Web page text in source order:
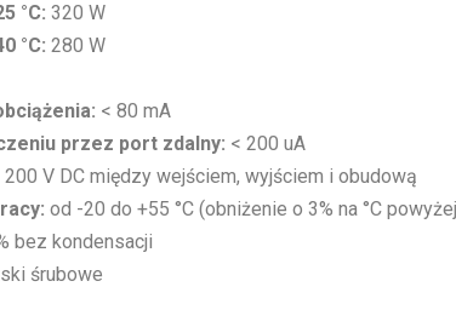
°C: 320 W
°C: 280 W
< 80 mA
przez port zdalny: < 200 uA
200 V DC między wejściem, wyjściem i obudową
od -20 do +55 °C (obniżenie o 3% na °C
bez kondensacji
śrubowe